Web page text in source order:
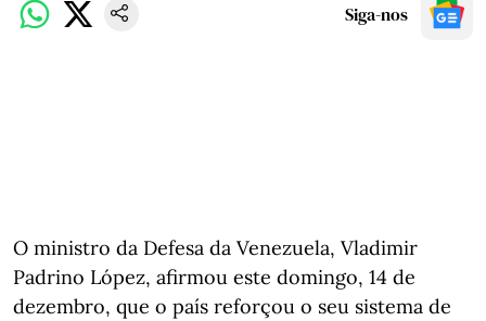
Siga-nos
O ministro da Defesa da Venezuela, Vladimir
Padrino López, afirmou este domingo, 14 de
dezembro, que o país reforçou o seu sistema de